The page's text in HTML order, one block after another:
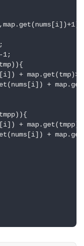
1;
+
+
+
+